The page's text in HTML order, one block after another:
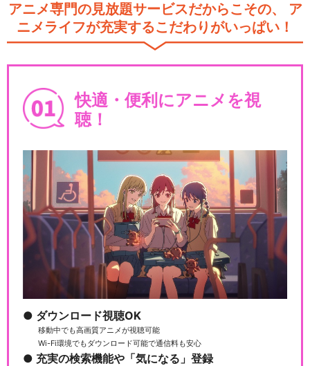
アニメ専門の見放題サービスだからこその、
ア
ニメライフが充実するこだわりがいっぱい！
快適・便利にアニメを視
聴！
ダウンロード視聴OK
移動中でも高画質アニメが視聴可能
Wi-Fi環境でもダウンロード可能で通信料も安心
充実の検索機能や「気になる」登録